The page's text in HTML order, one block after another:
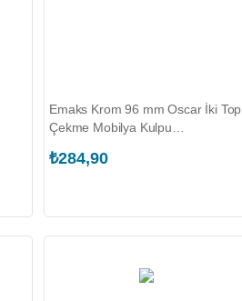
Emaks Krom 96 mm Oscar İki Top
Çekme Mobilya Kulpu
₺284,90